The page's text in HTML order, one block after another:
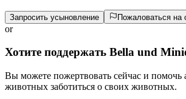
Запросить усыновление Пожаловаться на
or
Хотите поддержать Bella und
Вы можете пожертвовать сейчас и
животных заботиться о своих животных.